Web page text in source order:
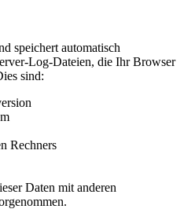
speichert automatisch
Log-Dateien, die Ihr Browser
sind:
Rechners
Daten mit anderen